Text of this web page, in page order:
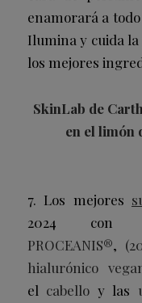
enamorará a
Ilumina y cuida
los mejores
SkinLab de
en el limón
7. Los mejores
2024 con
PROCEANIS®,
hialurónico
el cabello y las